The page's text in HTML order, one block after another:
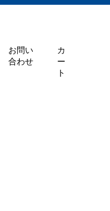
お問い
合わせ
カ
ー
ト